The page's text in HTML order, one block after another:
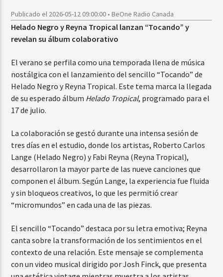
Publicado el 2026-05-12 09:00:00 • BeOne Radio Canada
Helado Negro y Reyna Tropical lanzan “Tocando” y
revelan su álbum colaborativo
El verano se perfila como una temporada llena de música
nostálgica con el lanzamiento del sencillo “Tocando” de
Helado Negro y Reyna Tropical. Este tema marca la llegada
de su esperado álbum Helado Tropical, programado para el
17 de julio.
La colaboración se gestó durante una intensa sesión de
tres días en el estudio, donde los artistas, Roberto Carlos
Lange (Helado Negro) y Fabi Reyna (Reyna Tropical),
desarrollaron la mayor parte de las nueve canciones que
componen el álbum. Según Lange, la experiencia fue fluida
y sin bloqueos creativos, lo que les permitió crear
“micromundos” en cada una de las piezas.
El sencillo “Tocando” destaca por su letra emotiva; Reyna
canta sobre la transformación de los sentimientos en el
contexto de una relación. Este mensaje se complementa
con un video musical dirigido por Josh Finck, que presenta